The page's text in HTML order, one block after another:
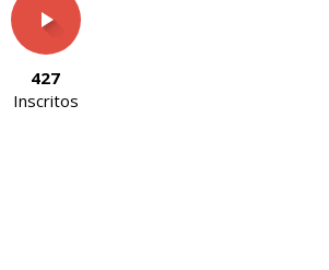
427
Inscritos